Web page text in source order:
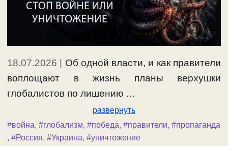
18.07.2026
Об одной власти, и как правители
воплощают в жизнь планы верхушки
глобалистов по лишению …
развернуть
#война, #глобализм, #победа, #правители, #пропаганда
, #Россия, #Украина, #уничтожение